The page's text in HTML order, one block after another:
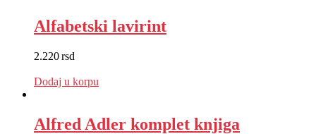
Alfabetski lavirint
2.220rsd
Dodaj u korpu
Alfred Adler komplet knjiga